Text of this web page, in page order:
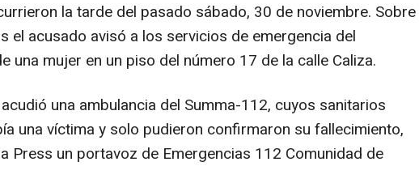
la tarde del pasado sábado, 30 de noviembre. Sobre
el acusado avisó a los servicios de emergencia del
una mujer en un piso del número 17 de la calle Caliza.
una ambulancia del Summa-112, cuyos sanitarios
una víctima y solo pudieron confirmaron su fallecimiento,
Press un portavoz de Emergencias 112 Comunidad de